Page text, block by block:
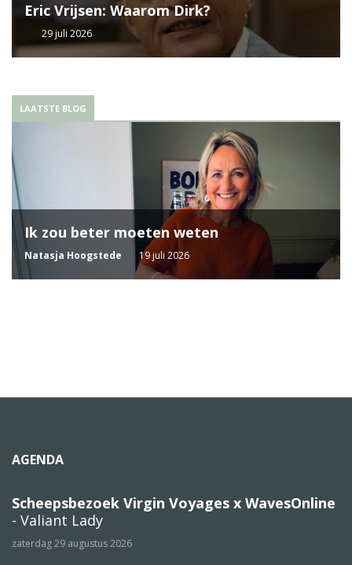
Eric Vrijsen: Waarom Dirk?
29 juli 2026
LAATSTE BLOG
Ik zou beter moeten weten
Natasja Hoogstede 19 juli 2026
AGENDA
Scheepsbezoek Virgin Voyages x WavesOnline
- Valiant Lady
zaterdag 29 augustus 2026